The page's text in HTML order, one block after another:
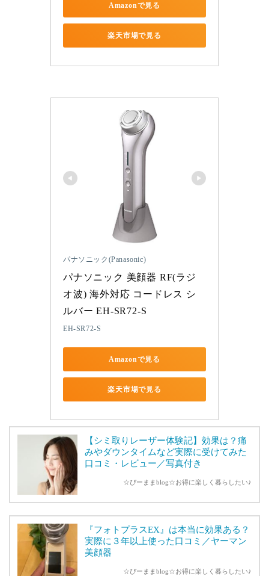
Amazonで見る
楽天市場で見る
パナソニック(Panasonic)
パナソニック 美顔器 RF(ラジ
オ波) 海外対応 コードレス シ
ルバー EH-SR72-S
EH-SR72-S
Amazonで見る
楽天市場で見る
【シミ取りレーザー体験記】効果は？痛
みやダウンタイムなど実際に受けてみた
口コミ・レビュー／写真付き
☆ぴーままblog☆お得に楽しく暮らしたい♪
『フォトプラスEX』は本当に効果ある？
実際に３年以上使った口コミ／ヤーマン
美顔器
☆ぴーままblog☆お得に楽しく暮らしたい♪